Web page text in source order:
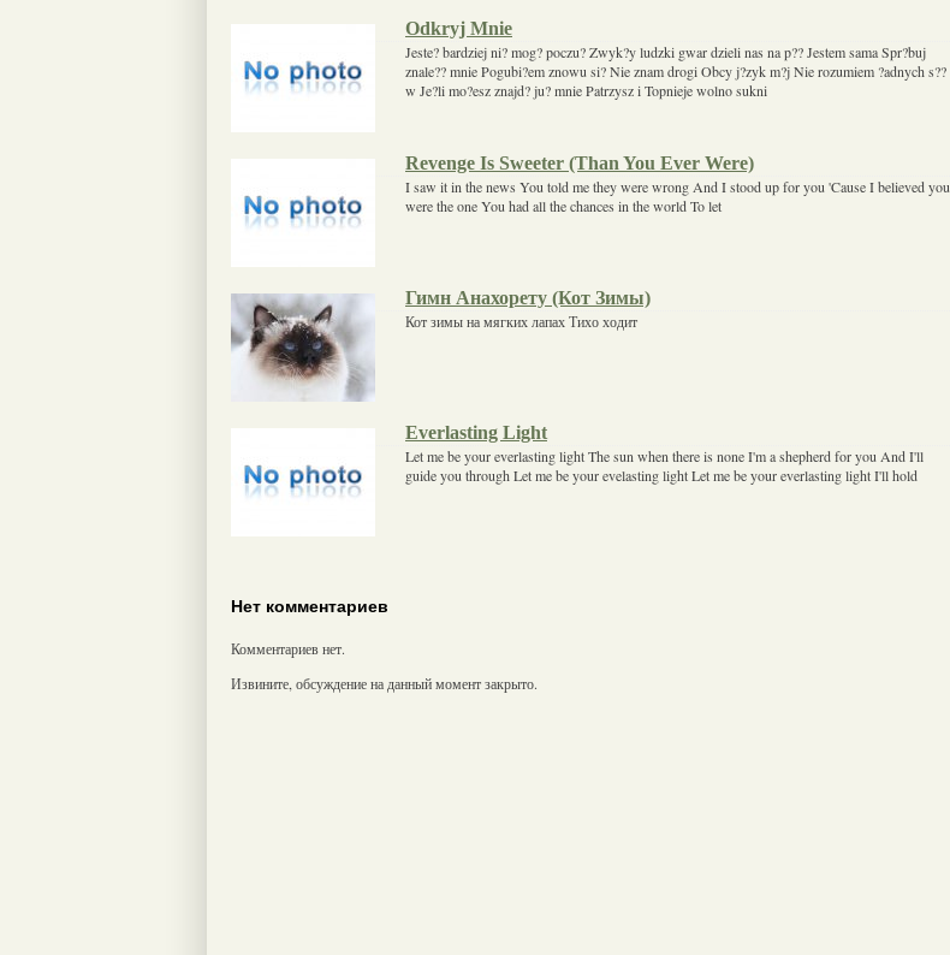
Odkryj Mnie
Jeste? bardziej ni? mog? poczu? Zwyk?y ludzki gwar dzieli nas na p?? Jestem sama Spr?buj
znale?? mnie Pogubi?em znowu si? Nie znam drogi Obcy j?zyk m?j Nie rozumiem ?adnych s??
w Je?li mo?esz znajd? ju? mnie Patrzysz i Topnieje wolno sukni
Revenge Is Sweeter (Than You Ever Were)
I saw it in the news You told me they were wrong And I stood up for you 'Cause I believed you
were the one You had all the chances in the world To let
Гимн Анахорету (Кот Зимы)
Кот зимы на мягких лапах Тихо ходит
Everlasting Light
Let me be your everlasting light The sun when there is none I'm a shepherd for you And I'll
guide you through Let me be your evelasting light Let me be your everlasting light I'll hold
Нет комментариев
Комментариев нет.
Извините, обсуждение на данный момент закрыто.